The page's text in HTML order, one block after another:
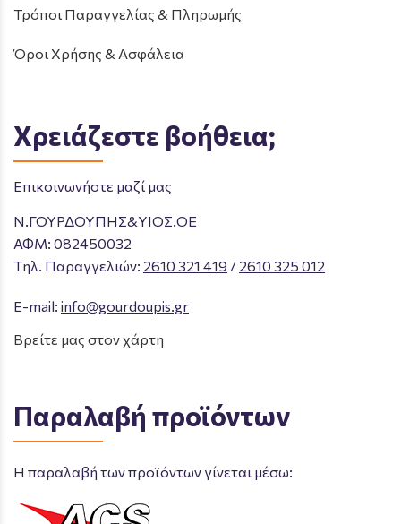
Τρόποι Παραγγελίας & Πληρωμής
Όροι Χρήσης & Ασφάλεια
Χρειάζεστε βοήθεια;
Επικοινωνήστε μαζί μας
Ν.ΓΟΥΡΔΟΥΠΗΣ&ΥΙΟΣ.ΟΕ
ΑΦΜ: 082450032
Tηλ. Παραγγελιών: 2610 321 419 / 2610 325 012
E-mail: info@gourdoupis.gr
Βρείτε μας στον χάρτη
Παραλαβή προϊόντων
Η παραλαβή των προϊόντων γίνεται μέσω: